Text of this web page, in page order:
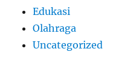
Edukasi
Olahraga
Uncategorized